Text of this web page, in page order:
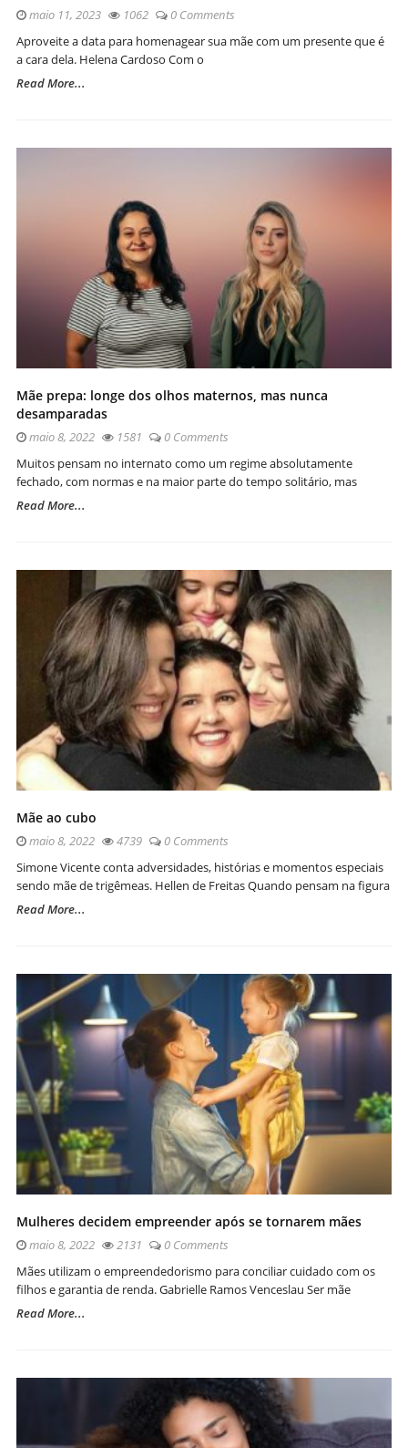
maio 11, 2023 1062
0 Comments
Aproveite a data para homenagear sua mãe com um presente que é
a cara dela. Helena Cardoso Com o
Read More...
Mãe prepa: longe dos olhos maternos, mas nunca
desamparadas
maio 8, 2022 1581
0 Comments
Muitos pensam no internato como um regime absolutamente
fechado, com normas e na maior parte do tempo solitário, mas
Read More...
Mãe ao cubo
maio 8, 2022 4739
0 Comments
Simone Vicente conta adversidades, histórias e momentos especiais
sendo mãe de trigêmeas. Hellen de Freitas Quando pensam na figura
Read More...
Mulheres decidem empreender após se tornarem mães
maio 8, 2022 2131
0 Comments
Mães utilizam o empreendedorismo para conciliar cuidado com os
filhos e garantia de renda. Gabrielle Ramos Venceslau Ser mãe
Read More...